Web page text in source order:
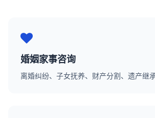
婚姻家事咨询
离婚纠纷、子女抚养、财产分割、遗产继